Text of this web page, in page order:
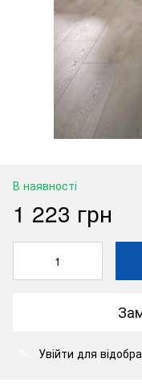
В наявності
1 223 грн
Увійти для